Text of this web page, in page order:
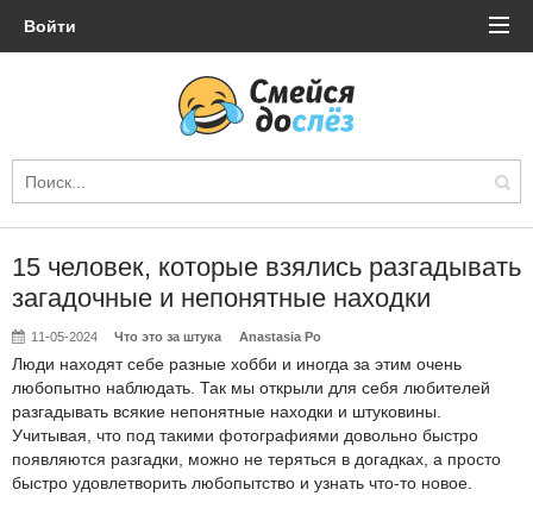
Войти
15 человек, которые взялись разгадывать
загадочные и непонятные находки
11-05-2024 Что это за штука Anastasia Po
Люди находят себе разные хобби и иногда за этим очень
любопытно наблюдать. Так мы открыли для себя любителей
разгадывать всякие непонятные находки и штуковины.
Учитывая, что под такими фотографиями довольно быстро
появляются разгадки, можно не теряться в догадках, а просто
быстро удовлетворить любопытство и узнать что-то новое.